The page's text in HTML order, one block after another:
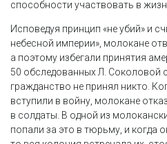
способности участвовать в
Исповедуя принцип «не убий» и
небесной империи», молокане
а поэтому избегали принятия
50 обследованных Л. Соколовой
гражданство не принял никто.
вступили в войну, молокане
в солдаты. В одной из
попали за это в тюрьму, и когда